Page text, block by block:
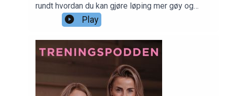
rundt hvordan du kan gjøre løping mer gøy og
mindre monotont. Vi snakker også om
morgenyoga i sommerferien og hva som gir mest
protein er rundt styrketrening.Sjekk ut
Siljethorstensen.no for å lære mer om Siljes
tjenester, yogakurs og treningsmuligheter. Sjekk
ut Piaseeberg.no for å sjekke ut Pias tjenester,
kurs og treningsmuligheter
Play